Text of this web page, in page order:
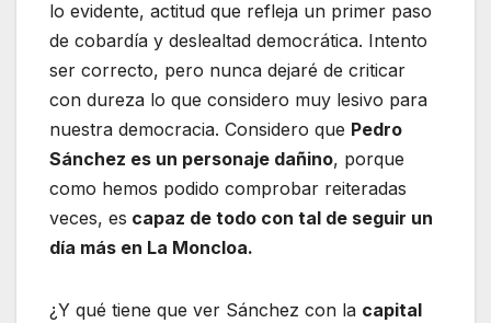
lo evidente, actitud que refleja un primer paso
de cobardía y deslealtad democrática. Intento
ser correcto, pero nunca dejaré de criticar
con dureza lo que considero muy lesivo para
nuestra democracia. Considero que Pedro
Sánchez es un personaje dañino, porque
como hemos podido comprobar reiteradas
veces, es capaz de todo con tal de seguir un
día más en La Moncloa.
¿Y qué tiene que ver Sánchez con la capital